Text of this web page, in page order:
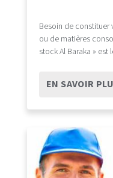
Besoin de constituer
ou de matières
stock Al Baraka »
EN SAVOIR